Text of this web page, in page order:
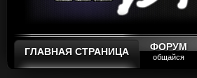
ГЛАВНАЯ СТРАНИЦА ФОРУМ
общайся